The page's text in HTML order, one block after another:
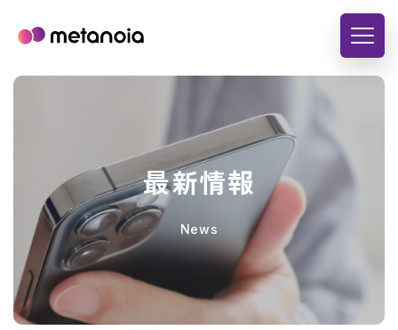
最新情報
News